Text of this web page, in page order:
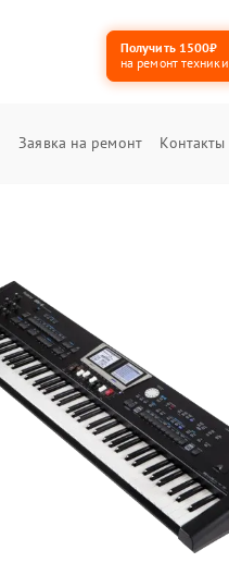
Получить 1500₽
на ремонт техники
Заявка на ремонт Контакты